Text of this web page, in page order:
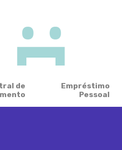
de
Empréstimo
Pessoal